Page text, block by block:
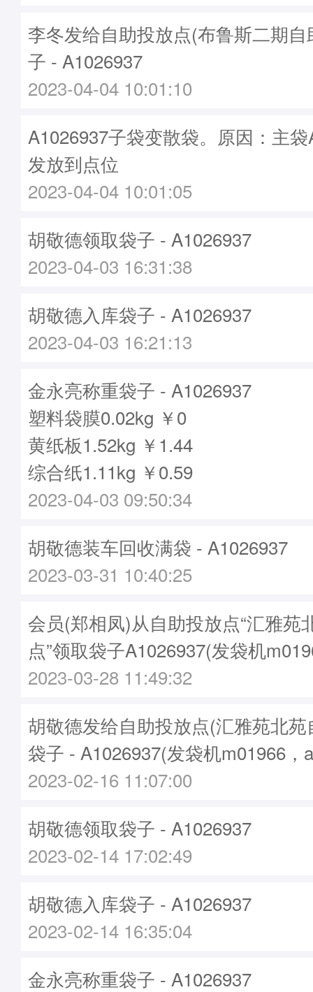
李冬发给自助投放点(布鲁斯二期
子 - A1026937
2023-04-04 10:01:10
A1026937子袋变散袋。原因：主
发放到点位
2023-04-04 10:01:05
胡敬德领取袋子 - A1026937
2023-04-03 16:31:38
胡敬德入库袋子 - A1026937
2023-04-03 16:21:13
金永亮称重袋子 - A1026937
塑料袋膜0.02kg ￥0
黄纸板1.52kg ￥1.44
综合纸1.11kg ￥0.59
2023-04-03 09:50:34
胡敬德装车回收满袋 - A1026937
2023-03-31 10:40:25
会员(郑相凤)从自助投放点“汇雅苑
点”领取袋子A1026937(发袋机
2023-03-28 11:49:32
胡敬德发给自助投放点(汇雅苑北
袋子 - A1026937(发袋机m01966，
2023-02-16 11:07:00
胡敬德领取袋子 - A1026937
2023-02-14 17:02:49
胡敬德入库袋子 - A1026937
2023-02-14 16:35:04
金永亮称重袋子 - A1026937